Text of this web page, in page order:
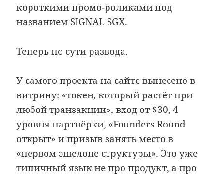
короткими промо-роликами под
названием SIGNAL SGX.
Теперь по сути развода.
У самого проекта на сайте вынесено в
витрину: «токен, который растёт при
любой транзакции», вход от $30, 4
уровня партнёрки, «Founders Round
открыт» и призыв занять место в
«первом эшелоне структуры». Это уже
типичный язык не про продукт, а про